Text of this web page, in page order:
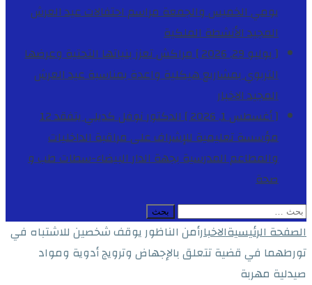
يومي الخميس والجمعة مراسم احتفالات عيد العرش
المجيدالأنشطة الملكية
[ يوليو 29, 2026 ]
مراكش تعزز بنياتها التحتية وعرضها
التربوي بمشاريع هيكلية واعدة بمناسبة عيد العرش
المجيدالاخبار
[ أغسطس 1, 2026 ]
الدكتور نوفل كديلي يتفقد 12
مؤسسة تعليمية للإشراف على مراقبة الداخليات
والمطاعم المدرسية بجهة الدار البيضاء-سطاتطب و
صحة
البحث
عن:
الصفحة الرئيسيةالاخبارأمن الناظور يوقف شخصين للاشتباه في
تورطهما في قضية تتعلق بالإجهاض وترويج أدوية ومواد
صيدلية مهربة